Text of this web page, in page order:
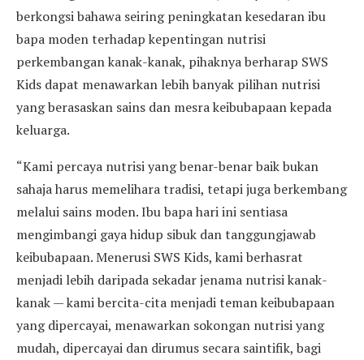
berkongsi bahawa seiring peningkatan kesedaran ibu
bapa moden terhadap kepentingan nutrisi
perkembangan kanak-kanak, pihaknya berharap SWS
Kids dapat menawarkan lebih banyak pilihan nutrisi
yang berasaskan sains dan mesra keibubapaan kepada
keluarga.
“Kami percaya nutrisi yang benar-benar baik bukan
sahaja harus memelihara tradisi, tetapi juga berkembang
melalui sains moden. Ibu bapa hari ini sentiasa
mengimbangi gaya hidup sibuk dan tanggungjawab
keibubapaan. Menerusi SWS Kids, kami berhasrat
menjadi lebih daripada sekadar jenama nutrisi kanak-
kanak — kami bercita-cita menjadi teman keibubapaan
yang dipercayai, menawarkan sokongan nutrisi yang
mudah, dipercayai dan dirumus secara saintifik, bagi